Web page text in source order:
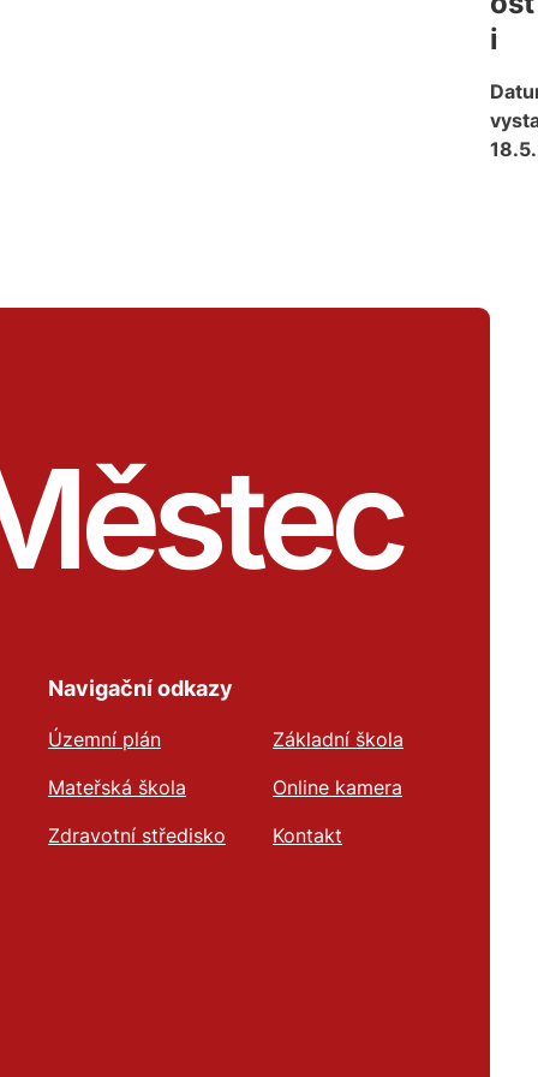
i
Navigační odkazy
Územní plán
Základní škola
Mateřská škola
Online kamera
Zdravotní středisko
Kontakt